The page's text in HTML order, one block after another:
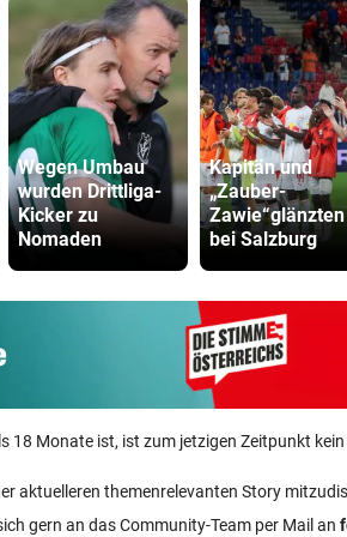
Wegen Umbau
wurden Drittliga-
Kicker zu
Nomaden
Kapitän und
„Zauber-
Zawie“glänzten
bei Salzburg
18 Monate ist, ist zum jetzigen Zeitpunkt
aktuelleren themenrelevanten Story
gern an das Community-Team per Mail an